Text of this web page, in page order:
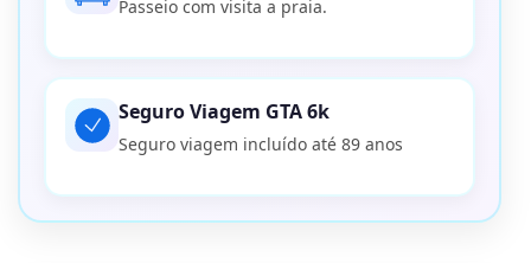
Passeio com visita a praia.
Seguro Viagem GTA 6k
Seguro viagem incluído até 89 anos